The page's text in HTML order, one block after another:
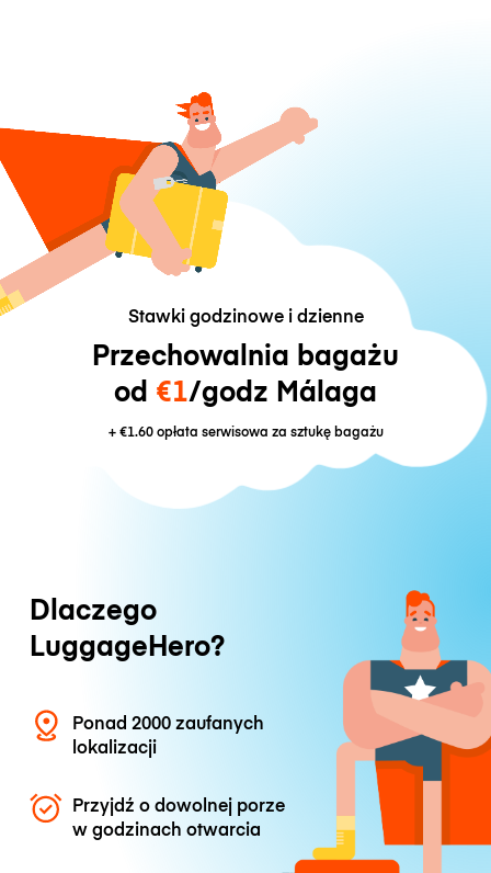
Stawki godzinowe i dzienne
Przechowalnia bagażu
od €1/godz Málaga
+€1.60opłata serwisowa za sztukę bagażu
Dlaczego
LuggageHero?
Ponad 2000 zaufanych
lokalizacji
Przyjdź o dowolnej porze
w godzinach otwarcia